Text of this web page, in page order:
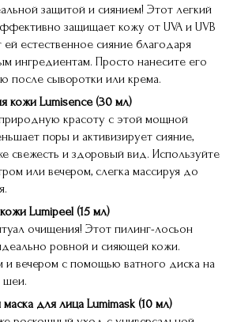
защитой и сиянием! Этот легкий
защищает кожу от UVA и UVB
естественное сияние благодаря
ингредиентам. Просто нанесите его
после сыворотки или крема.
кожи Lumisence (30 мл)
красоту с этой мощной
поры и активизирует сияние,
свежесть и здоровый вид. Используйте
или вечером, слегка массируя до
Lumipeel (15 мл)
очищения! Этот пилинг-лосьон
ровной и сияющей кожи.
и вечером с помощью ватного диска на
шеи.
для лица Lumimask (10 мл)